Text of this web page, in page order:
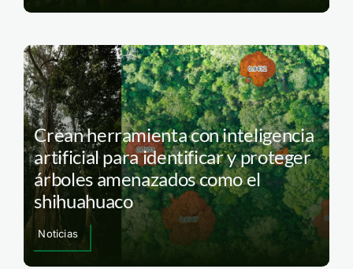
Crean herramienta con inteligencia
artificial para identificar y proteger
árboles amenazados como el
shihuahuaco
Noticias